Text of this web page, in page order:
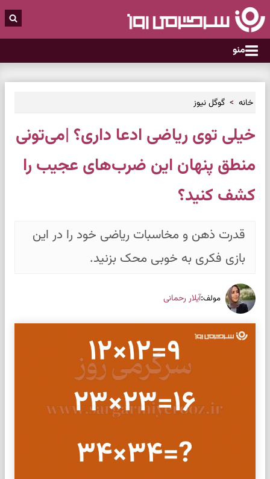
منو
خانه گوگل نیوز
خیلی توی ریاضی ادعا داری؟ |می‌تونی
منطق پنهان این ضرب‌های عجیب را
کشف کنید؟
قدرت ذهن و مخاسبات ریاضی خود را در این
بازی فکری به خوبی محک بزنید.
مولف:آیلار رحمانی